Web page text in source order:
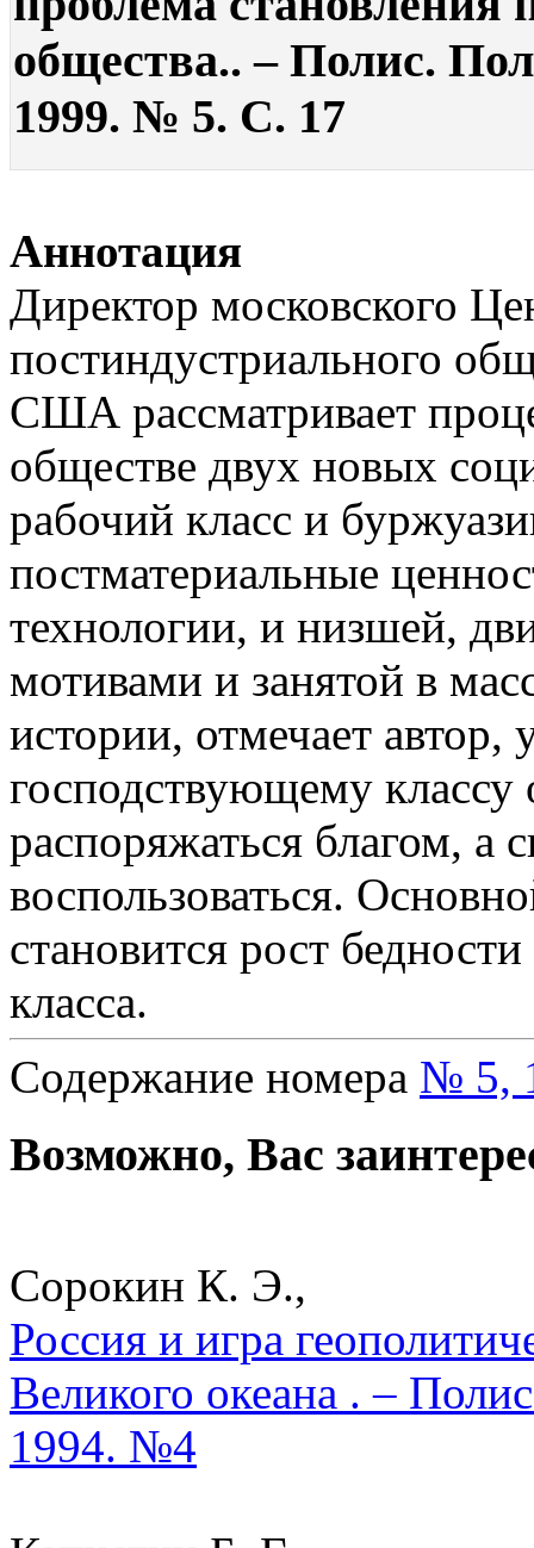
общества.. – Полис.
1999. № 5. С. 17
Аннотация
Директор московского
постиндустриального
США рассматривает
обществе двух новых
рабочий класс и
постматериальные
технологии, и низшей,
мотивами и занятой в
истории, отмечает
господствующему классу
распоряжаться благом, а
воспользоваться.
становится рост
класса.
Содержание номера № 5,
Возможно, Вас
Сорокин К. Э.,
Россия и игра
Великого океана . –
1994. №4